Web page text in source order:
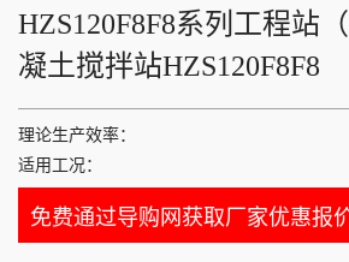
HZS120F8F8系列工程站
凝土搅拌站HZS120F8F8
理论生产效率：
适用工况：
免费通过导购网获取厂家优惠报